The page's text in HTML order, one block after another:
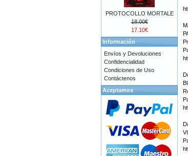
PROTOCOLLO MORTALE
18.00€
17.10€
Información
Envíos y Devoluciones
Confidencialidad
Condiciones de Uso
Contáctenos
Aceptamos